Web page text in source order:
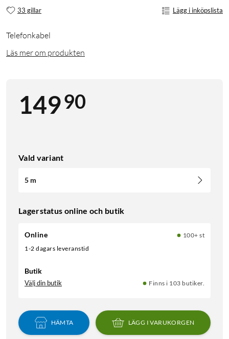
33 gillar Lägg i inköpslista
Telefonkabel
Läs mer om produkten
14990
Vald variant
5 m
Lagerstatus online och butik
Online
100+ st
1-2 dagars leveranstid
Butik
Välj din butik Finns i 103 butiker.
HÄMTA LÄGG I VARUKORGEN